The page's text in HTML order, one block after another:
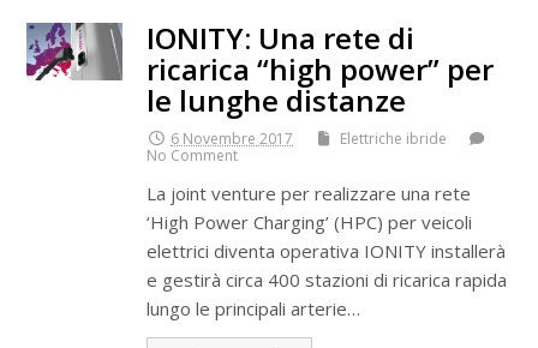
IONITY: Una rete di
ricarica “high power” per
le lunghe distanze
6 Novembre 2017
Elettriche ibride
No Comment
La joint venture per realizzare una rete
‘High Power Charging’ (HPC) per veicoli
elettrici diventa operativa IONITY installerà
e gestirà circa 400 stazioni di ricarica rapida
lungo le principali arterie…